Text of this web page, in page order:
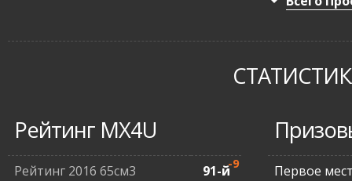
Рейтинг MX4U
Рейтинг 2016 65см3 91-й-9
Первое